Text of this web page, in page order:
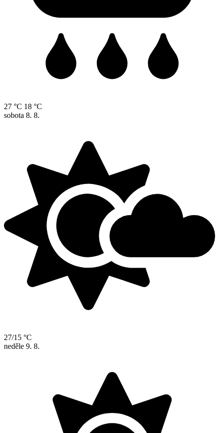
27 °C 18 °C
sobota 8. 8.
27/15 °C
neděle 9. 8.